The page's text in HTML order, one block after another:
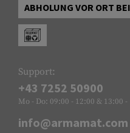
ABHOLUNG VOR ORT
Support:
+43 7252 50900
Mo - Do: 09:00 - 12:00 & 13:00
info@armamat.com